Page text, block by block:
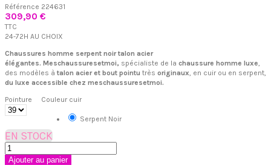
Référence 224631
309,90 €
TTC
24-72H AU CHOIX
Chaussures homme serpent noir talon acier
élégantes. Meschaussuresetmoi, spécialiste de la chaussure homme luxe,
des modèles à talon acier et bout pointu très originaux, en cuir ou en serpent,
du luxe accessible chez meschaussuresetmoi.
Pointure
Couleur cuir
Serpent Noir
EN STOCK
Ajouter au panier